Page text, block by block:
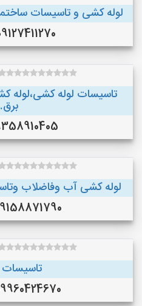
لوله کشی و تاسیسات
09127411270
تاسیسات لوله کشی،لوله
09358910405
لوله کشی آب وفاضلاب
09158871790
تاسیسات
09960424670